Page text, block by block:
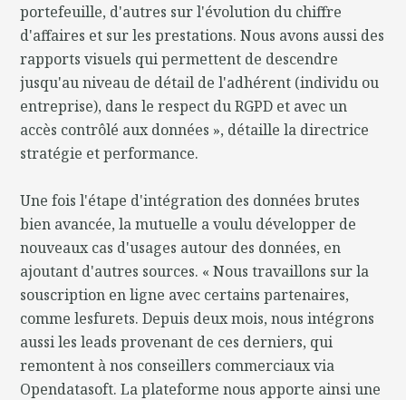
portefeuille, d'autres sur l'évolution du chiffre
d'affaires et sur les prestations. Nous avons aussi des
rapports visuels qui permettent de descendre
jusqu'au niveau de détail de l'adhérent (individu ou
entreprise), dans le respect du RGPD et avec un
accès contrôlé aux données », détaille la directrice
stratégie et performance.
Une fois l'étape d'intégration des données brutes
bien avancée, la mutuelle a voulu développer de
nouveaux cas d'usages autour des données, en
ajoutant d'autres sources. « Nous travaillons sur la
souscription en ligne avec certains partenaires,
comme lesfurets. Depuis deux mois, nous intégrons
aussi les leads provenant de ces derniers, qui
remontent à nos conseillers commerciaux via
Opendatasoft. La plateforme nous apporte ainsi une